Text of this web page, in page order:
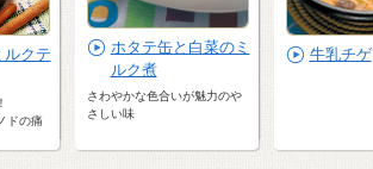
ルクテ
ドの痛
ホタテ缶と白菜のミ
ルク煮
さわやかな色合いが魅力のや
さしい味
牛乳チゲ